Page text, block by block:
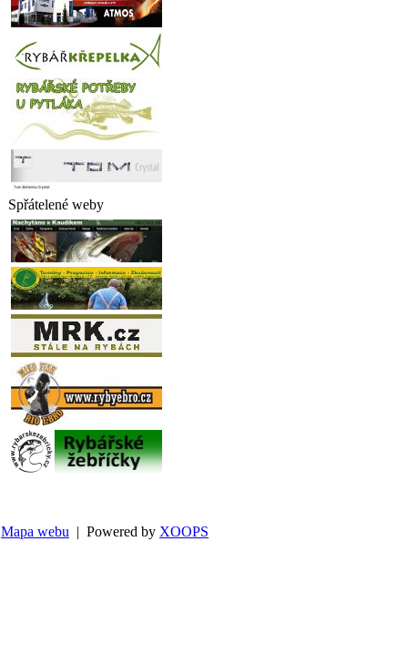
Spřátelené weby
Mapa webu | Powered by XOOPS